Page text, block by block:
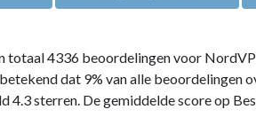
totaal 4336 beoordelingen voor
dat 9% van alle beoordelingen
4.3 sterren. De gemiddelde score op